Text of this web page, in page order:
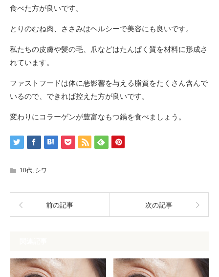
食べた方が良いです。
とりのむね肉、ささみはヘルシーで美容にも良いです。
私たちの皮膚や髪の毛、爪などはたんぱく質を材料に形成さ
れています。
ファストフードは体に悪影響を与える脂質をたくさん含んで
いるので、できれば控えた方が良いです。
変わりにコラーゲンが豊富なもつ鍋を食べましょう。
10代 シワ
前の記事 次の記事